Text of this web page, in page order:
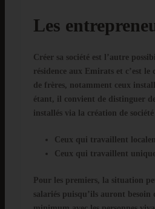
Les
Créer sa société est l’autre
résidence aux Emirats et c’est
de frères, notamment ceux
étant, il convient de distinguer
installés via la création de société
Ceux qui travaillent
Ceux qui travaillent
Pour les premiers, la situation
salariés puisqu’ils auront besoin